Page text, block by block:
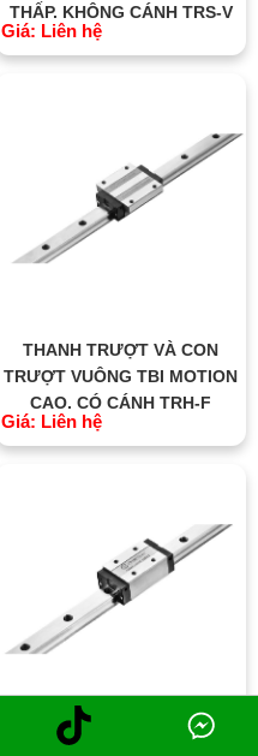
THẤP, KHÔNG CÁNH TRS-V
Giá: Liên hệ
THANH TRƯỢT VÀ CON
TRƯỢT VUÔNG TBI MOTION
CAO, CÓ CÁNH TRH-F
Giá: Liên hệ
THANH TRƯỢT VÀ CON